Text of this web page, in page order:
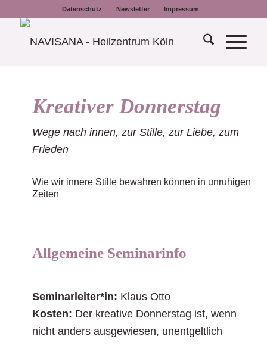
Datenschutz Newsletter Impressum
Kreativer Donnerstag
Wege nach innen, zur Stille, zur Liebe, zum
Frieden
Wie wir innere Stille bewahren können in unruhigen
Zeiten
Allgemeine Seminarinfo
Seminarleiter*in: Klaus Otto
Kosten: Der kreative Donnerstag ist, wenn
nicht anders ausgewiesen, unentgeltlich